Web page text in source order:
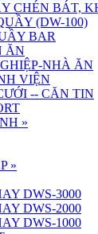
CHÉN BÁT,
(DW-100)
BAR
ĂN
NHÀ ĂN
VIỆN
-- CĂN TIN
»
»
DWS-3000
DWS-2000
DWS-1000